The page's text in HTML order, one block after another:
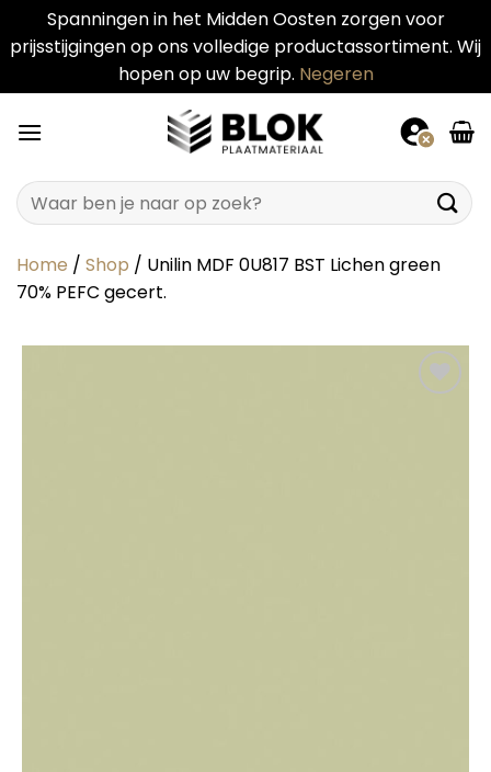
Spanningen in het Midden Oosten zorgen voor
prijsstijgingen op ons volledige productassortiment. Wij
hopen op uw begrip. Negeren
naar
Zoeken
naar:
Home / Shop / Unilin MDF 0U817 BST Lichen green
70% PEFC gecert.